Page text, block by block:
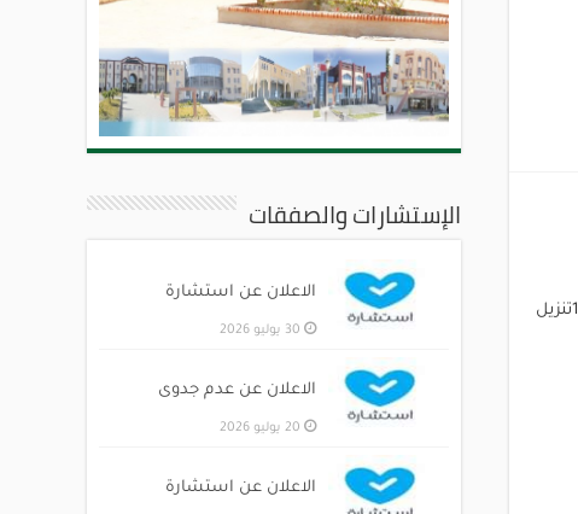
الإستشارات والصفقات
الاعلان عن استشارة
30 يوليو 2026
الاعلان عن عدم جدوى
20 يوليو 2026
الاعلان عن استشارة